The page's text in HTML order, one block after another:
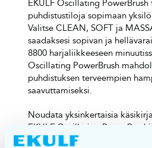
EKULF Oscillating
puhdistustiloja sopimaan
Valitse CLEAN, SOFT ja
saadaksesi sopivan ja
8800 harjaliikkeeseen
Oscillating PowerBrush
puhdistuksen terveempien
saavuttamiseksi.
Noudata yksinkertaisia
EKULF Oscillating
Vaihda harjaspää kolmen